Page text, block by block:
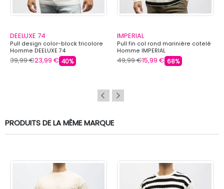
DEELUXE 74
Pull design color-block tricolore
Homme DEELUXE 74
39,99 €23,99 € 40%
IMPERIAL
Pull fin col rond marinière cotelé
Homme IMPERIAL
49,99 €15,99 € 68%
PRODUITS DE LA MÊME MARQUE